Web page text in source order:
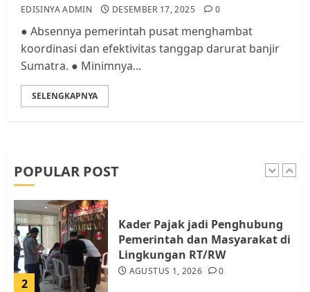
EDISINYA ADMIN DESEMBER 17, 2025 0
● Absennya pemerintah pusat menghambat
koordinasi dan efektivitas tanggap darurat banjir
Sumatra. ● Minimnya...
SELENGKAPNYA
POPULAR POST
5
Tim Advokasi Desak BP Batam
Berhenti Merampas Tanah
Warga Rempang
JULI 15, 2026 0
1
2
Kader Pajak jadi Penghubung
Pemerintah dan Masyarakat di
Lingkungan RT/RW
AGUSTUS 1, 2026 0